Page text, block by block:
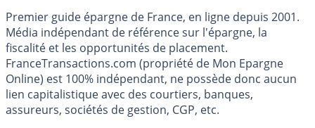
FranceTransactions.com
Premier guide épargne de France, en ligne depuis 2001.
Média indépendant de référence sur l'épargne, la
fiscalité et les opportunités de placement.
FranceTransactions.com (propriété de Mon Epargne
Online) est 100% indépendant, ne possède donc aucun